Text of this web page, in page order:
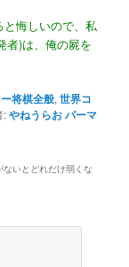
悔しいので、私
者)は、俺の屍を
将棋全般,世界コ
:やねうらおパーマ
いとどれだけ弱くな